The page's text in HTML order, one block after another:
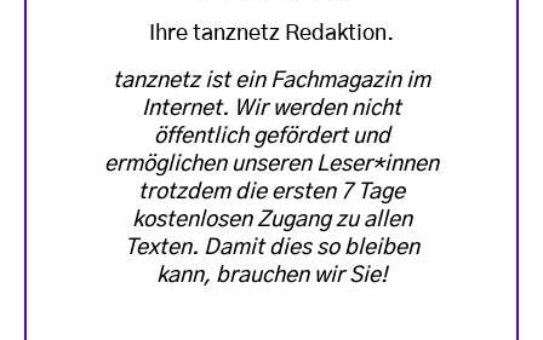
Ihre tanznetz Redaktion.
tanznetz ist ein Fachmagazin im
Internet. Wir werden nicht
öffentlich gefördert und
ermöglichen unseren Leser*innen
trotzdem die ersten 7 Tage
kostenlosen Zugang zu allen
Texten. Damit dies so bleiben
kann, brauchen wir Sie!